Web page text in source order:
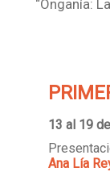
“Onganía:
13 al 19
Ana Lía